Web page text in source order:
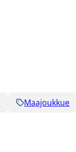
Maajoukkue